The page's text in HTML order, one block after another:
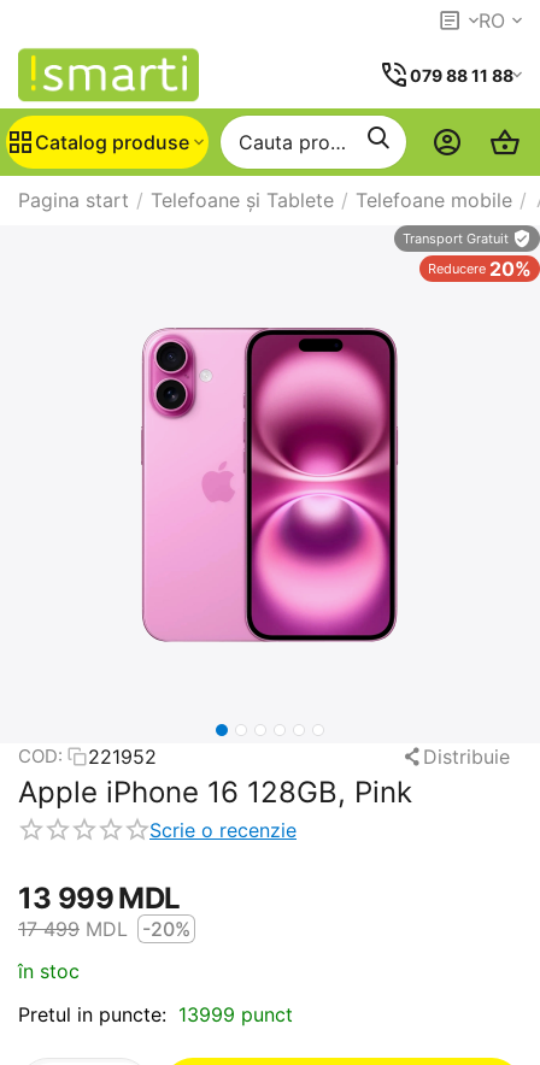
RO
079 88 11 88
Catalog produse
Pagina start / Telefoane și Tablete / Telefoane mobile /
Transport Gratuit
Reducere 20%
COD: 221952 Distribuie
Apple iPhone 16 128GB, Pink
Scrie o recenzie
13 999MDL
17 499 MDL
-20%
în stoc
Pretul in puncte: 13999 punct